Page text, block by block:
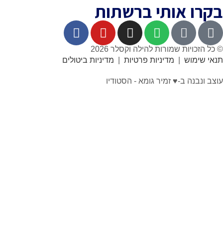
ברשתות
שמורות להילה וקסלר 2026
|מדיניות פרטיות|מדיניות ביטולים
♥︎ זמיר גומא - הסטודיו